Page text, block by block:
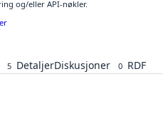
og/eller API-nøkler.
5 DetaljerDiskusjoner 0 RDF